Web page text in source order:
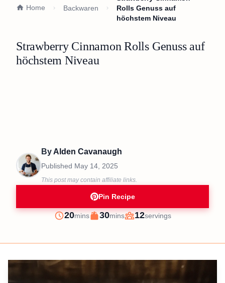
Home Backwaren
Rolls Genuss auf
höchstem Niveau
Strawberry Cinnamon Rolls Genuss auf
höchstem Niveau
ByAlden Cavanaugh
Published May 14, 2025
This post may contain affiliate links.
Pin Recipe
Prep
20minutes
mins
Cook
30minutes
mins
Servings
12servings